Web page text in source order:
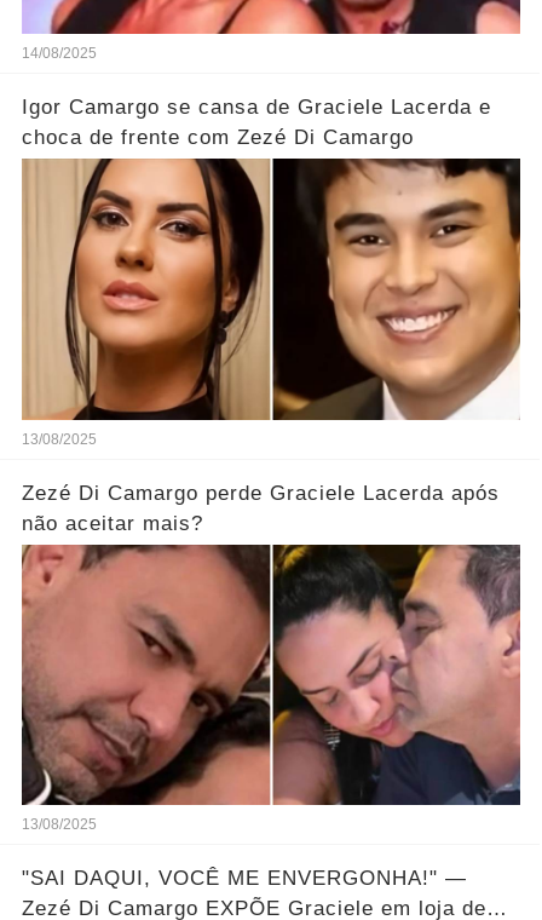
14/08/2025
Igor Camargo se cansa de Graciele Lacerda e
choca de frente com Zezé Di Camargo
13/08/2025
Zezé Di Camargo perde Graciele Lacerda após
não aceitar mais?
13/08/2025
"SAI DAQUI, VOCÊ ME ENVERGONHA!" —
Zezé Di Camargo EXPÕE Graciele em loja de